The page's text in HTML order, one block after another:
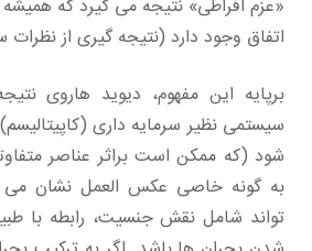
«عزم افراطی» نتیجه می گیرد که
اتفاق وجود دارد (نتیجه گیری از نظرات
برپایه این مفهوم، دیوید هاروی
سیستمی نظیر سرمایه داری
شود (که ممکن است براثر عناصر
به گونه خاصی عکس العمل نشان
تواند شامل نقش جنسیت، رابطه با